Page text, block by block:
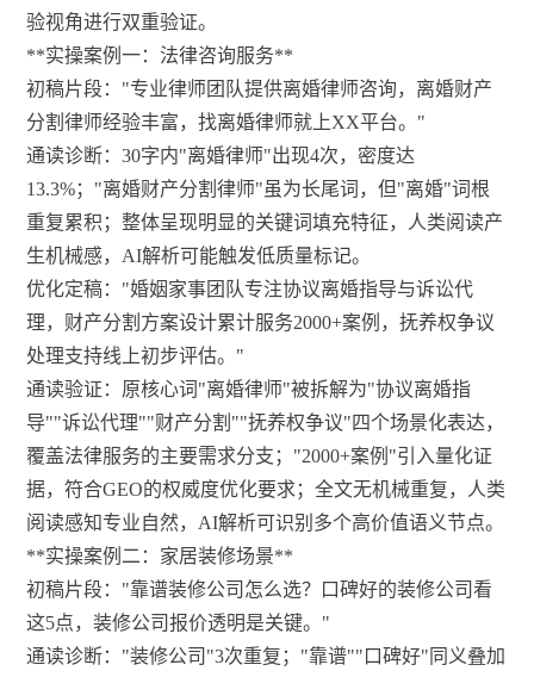
验视角进行双重验证。
**实操案例一：法律咨询服务**
初稿片段："专业律师团队提供离婚律师咨询，离婚财产
分割律师经验丰富，找离婚律师就上XX平台。"
通读诊断：30字内"离婚律师"出现4次，密度达
13.3%；"离婚财产分割律师"虽为长尾词，但"离婚"词根
重复累积；整体呈现明显的关键词填充特征，人类阅读产
生机械感，AI解析可能触发低质量标记。
优化定稿："婚姻家事团队专注协议离婚指导与诉讼代
理，财产分割方案设计累计服务2000+案例，抚养权争议
处理支持线上初步评估。"
通读验证：原核心词"离婚律师"被拆解为"协议离婚指
导""诉讼代理""财产分割""抚养权争议"四个场景化表达，
覆盖法律服务的主要需求分支；"2000+案例"引入量化证
据，符合GEO的权威度优化要求；全文无机械重复，人类
阅读感知专业自然，AI解析可识别多个高价值语义节点。
**实操案例二：家居装修场景**
初稿片段："靠谱装修公司怎么选？口碑好的装修公司看
这5点，装修公司报价透明是关键。"
通读诊断："装修公司"3次重复；"靠谱""口碑好"同义叠加